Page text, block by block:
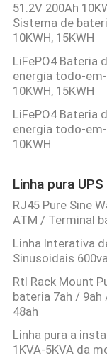
VISITA
FÁBRICA
CONTROLE
DE
QUALIDADE
NOS
NOTÍCIAS
SOLICITE
51.2V 200Ah
Sistema de
10KWH, 15KWH
LiFePO4 Bateria
energia todo-
10KWH, 15KWH
LiFePO4 Bateria
energia todo-
10KWH
Linha pura
RJ45 Pure Sine
ATM / Terminal
Linha Interativa
Sinusoidais
Rtl Rack Mount
bateria 7ah / 9ah
48ah
Linha pura a
1KVA-5KVA da